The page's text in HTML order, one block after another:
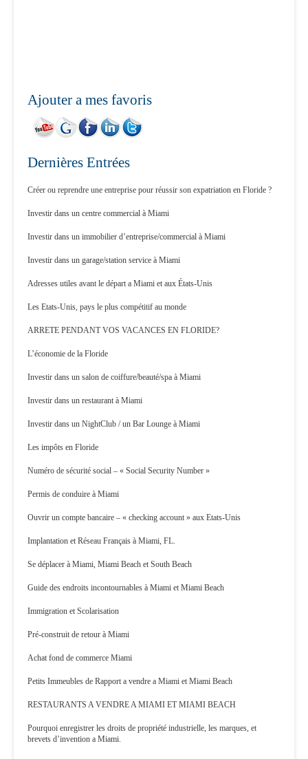
Ajouter a mes favoris
Dernières Entrées
Créer ou reprendre une entreprise pour réussir son expatriation en Floride ?
Investir dans un centre commercial à Miami
Investir dans un immobilier d’entreprise/commercial à Miami
Investir dans un garage/station service à Miami
Adresses utiles avant le départ a Miami et aux États-Unis
Les Etats-Unis, pays le plus compétitif au monde
ARRETE PENDANT VOS VACANCES EN FLORIDE?
L’économie de la Floride
Investir dans un salon de coiffure/beauté/spa à Miami
Investir dans un restaurant à Miami
Investir dans un NightClub / un Bar Lounge à Miami
Les impôts en Floride
Numéro de sécurité social – « Social Security Number »
Permis de conduire à Miami
Ouvrir un compte bancaire – « checking account » aux Etats-Unis
Implantation et Réseau Français à Miami, FL.
Se déplacer à Miami, Miami Beach et South Beach
Guide des endroits incontournables à Miami et Miami Beach
Immigration et Scolarisation
Pré-construit de retour à Miami
Achat fond de commerce Miami
Petits Immeubles de Rapport a vendre a Miami et Miami Beach
RESTAURANTS A VENDRE A MIAMI ET MIAMI BEACH
Pourquoi enregistrer les droits de propriété industrielle, les marques, et
brevets d’invention a Miami.